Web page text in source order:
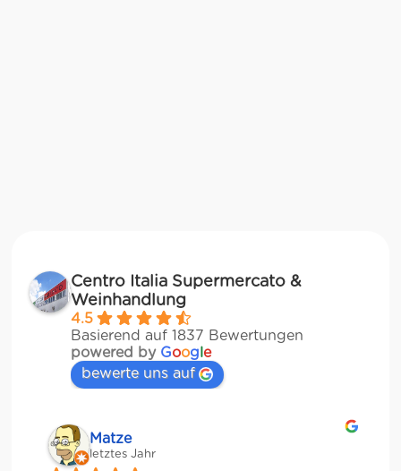
Centro Italia Supermercato &
Weinhandlung
4.5
Basierend auf 1837 Bewertungen
powered by Google
bewerte uns auf
Veronika Stulberg
letztes Jahr